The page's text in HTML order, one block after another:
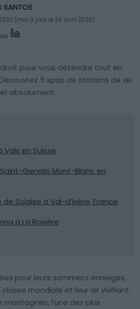
SANTOS
(mis à jour le 26 avril 2025)
pour vous détendre tout en
5 spas de stations de ski
absolument.
Vals en Suisse
Gervais Mont-Blanc en
Solaise à Val-d’Isère, France
à La Rosière
pour leurs sommets enneigés,
mondiale et leur air vivifiant.
l’une des plus